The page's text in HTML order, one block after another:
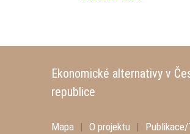
Ekonomické alternativy v
republice
Mapa | O projektu |